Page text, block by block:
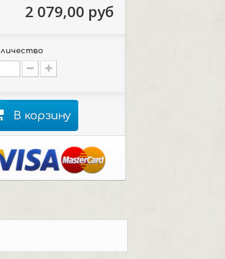
2 079,00 руб
В корзину